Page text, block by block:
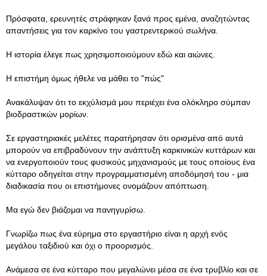
Πρόσφατα, ερευνητές στράφηκαν ξανά προς εμένα, αναζητώντας
απαντήσεις για τον καρκίνο του γαστρεντερικού σωλήνα.
Η ιστορία έλεγε πως χρησιμοποιούμουν εδώ και αιώνες.
Η επιστήμη όμως ήθελε να μάθει το "πώς"
Ανακάλυψαν ότι το εκχύλισμά μου περιέχει ένα ολόκληρο σύμπαν
βιοδραστικών μορίων.
Σε εργαστηριακές μελέτες παρατήρησαν ότι ορισμένα από αυτά
μπορούν να επιβραδύνουν την ανάπτυξη καρκινικών κυττάρων και
να ενεργοποιούν τους φυσικούς μηχανισμούς με τους οποίους ένα
κύτταρο οδηγείται στην προγραμματισμένη αποδόμησή του - μια
διαδικασία που οι επιστήμονες ονομάζουν απόπτωση.
Μα εγώ δεν βιάζομαι να πανηγυρίσω.
Γνωρίζω πως ένα εύρημα στο εργαστήριο είναι η αρχή ενός
μεγάλου ταξιδιού και όχι ο προορισμός.
Ανάμεσα σε ένα κύτταρο που μεγαλώνει μέσα σε ένα τρυβλίο και σε